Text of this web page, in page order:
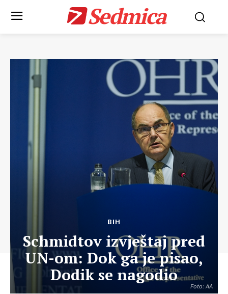
Sedmica
Foto: AA
BIH
Schmidtov izvještaj pred
UN-om: Dok ga je pisao,
Dodik se nagodio